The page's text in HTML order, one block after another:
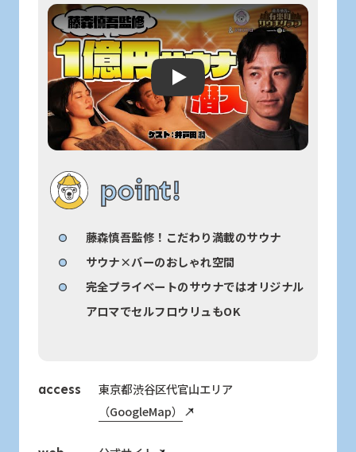
Play: Keynote (Google I/O '18)
point!
藤森慎吾監修！こだわり満載のサウナ
サウナ×バーのおしゃれ空間
完全プライベートのサウナではオリジナル
アロマでセルフロウリュもOK
access
東京都渋谷区代官山エリア
（GoogleMap）